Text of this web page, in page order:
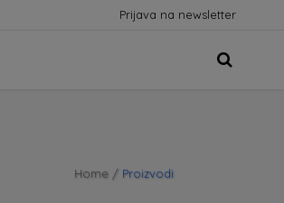
Prijava na newsletter
Home / Proizvodi